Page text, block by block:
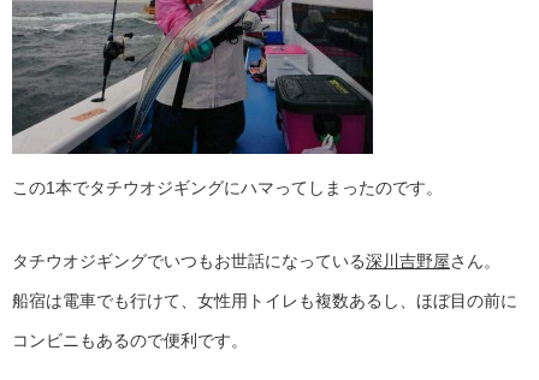
この1本でタチウオジギングにハマってしまったのです。
タチウオジギングでいつもお世話になっている深川吉野屋さん。
船宿は電車でも行けて、女性用トイレも複数あるし、ほぼ目の前に
コンビニもあるので便利です。